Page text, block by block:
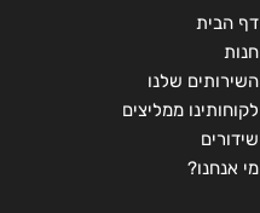
דף הבית
חנות
השירותים שלנו
לקוחותינו ממליצים
שידורים
מי אנחנו?